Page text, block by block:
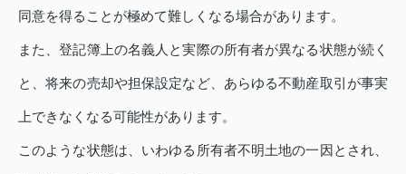
同意を得ることが極めて難しくなる場合があります。
また、登記簿上の名義人と実際の所有者が異なる状態が続く
と、将来の売却や担保設定など、あらゆる不動産取引が事実
上できなくなる可能性があります。
このような状態は、いわゆる所有者不明土地の一因とされ、